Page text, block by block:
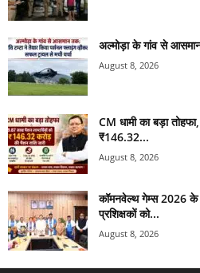
अल्मोड़ा के गांव से
August 8, 2026
CM धामी का बड़ा
₹146.32...
August 8, 2026
कॉमनवेल्थ गेम्स 2026
प्रशिक्षकों को...
August 8, 2026